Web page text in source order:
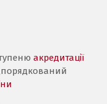
акредитації